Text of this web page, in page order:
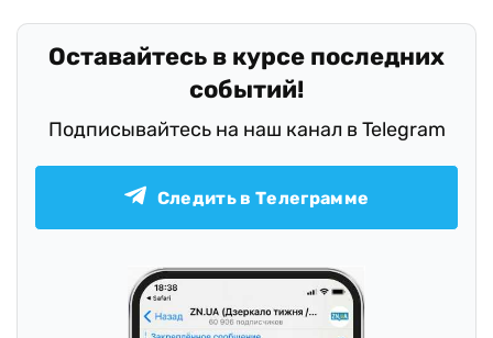
Оставайтесь в курсе последних
событий!
Подписывайтесь на наш канал в Telegram
Следить в Телеграмме